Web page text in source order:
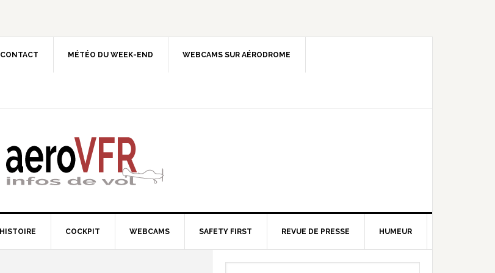
CONTACT MÉTÉO DU WEEK-END WEBCAMS SUR AÉRODROME
HISTOIRE COCKPIT WEBCAMS SAFETY FIRST REVUE DE PRESSE HUMEUR